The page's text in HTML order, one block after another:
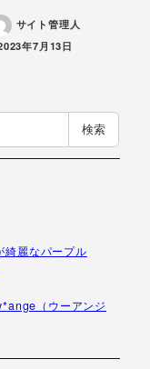
サイト管理人
稿日年7月13日
検索
麗なパープル
（ウーアンジ